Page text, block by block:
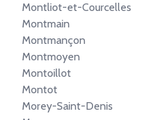
Montliot-et-Courcelles
Montmain
Montmançon
Montmoyen
Montoillot
Montot
Morey-Saint-Denis